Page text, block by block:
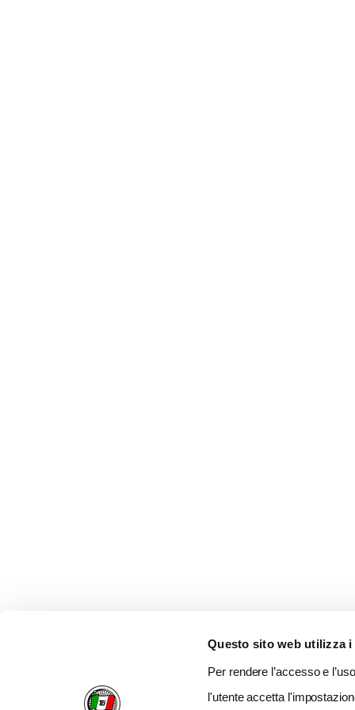
Questo sito web utilizza i
Per rendere l’accesso e
l'utente accetta